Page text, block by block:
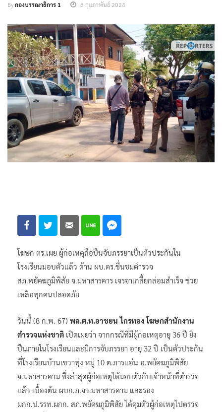
Byกองบรรณาธิการ 1 8 กุมภาพันธ์ 2024
โฆษก ตร.เผย ผู้ก่อเหตุถือปืนจับภรรยาเป็นตัวประกันใน
โรงเรียนมอบตัวแล้ว ด้าน ผบ.ตร.ชื่นชมตำรวจ
สภ.พยัคฆภูมิพิสัย จ.มหาสารคาร เจรจาเกลี้ยกล่อมสำเร็จ ช่วย
เหลือทุกคนปลอดภัย
วันนี้ (8 ก.พ. 67) พล.ต.ท.อาชยน ไกรทอง โฆษกสำนักงาน
ตำรวจแห่งชาติ เปิดเผยว่า จากกรณีที่มีผู้ก่อเหตุอายุ 36 ปี ยิง
ปืนภายในโรงเรียนและมีการจับภรรยา อายุ 32 ปี เป็นตัวประกัน
ที่โรงเรียนบ้านเขวาทุ่ง หมู่ 10 ต.ภารแอ่น อ.พยัคฆภูมิพิสัย
จ.มหาสารคาม ซึ่งล่าสุดผู้ก่อเหตุได้มอบตัวกับเจ้าหน้าที่ตำรวจ
แล้ว เบื้องต้น ผบก.ภ.จว.มหาสารคาม และรอง
ผกก.ป.รรท.ผกก. สภ.พยัคฆภูมิพิสัย ได้คุมตัวผู้ก่อเหตุไปตรวจ